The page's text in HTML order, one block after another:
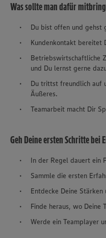
Was sollte man dafür
Du bist offen und gehst
Kundenkontakt bereitet
Betriebswirtschaftliche
und Du lernst gerne
Du trittst freundlich auf
Äußeres.
Teamarbeit macht Dir
Geh Deine ersten Schritte bei
In der Regel dauert ein
Sammle die ersten
Entdecke Deine
Finde heraus, wo Deine
Werde ein Teamplayer